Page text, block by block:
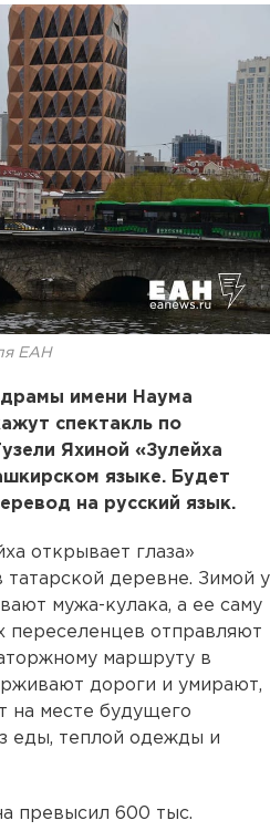
ЕАН
драмы имени Наума
спектакль по
Яхиной «Зулейха
языке. Будет
на русский язык.
открывает глаза»
татарской деревне. Зимой у
мужа-кулака, а ее саму
переселенцев отправляют
маршруту в
дороги и умирают,
на месте будущего
еды, теплой одежды и
превысил 600 тыс.